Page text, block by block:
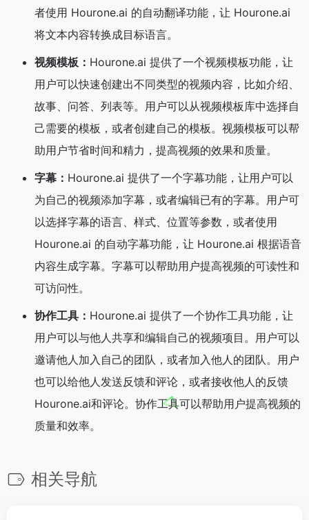
者使用 Hourone.ai 的自动翻译功能，让 Hourone.ai
将文本内容转换成目标语言。
视频模板： Hourone.ai 提供了一个视频模板功能，让
用户可以快速创建出不同类型的视频内容，比如介绍、
故事、问答、列表等。用户可以从视频模板库中选择自
己需要的模板，或者创建自己的模板。视频模板可以帮
助用户节省时间和精力，提高视频的效果和质量。
字幕： Hourone.ai 提供了一个字幕功能，让用户可以
为自己的视频添加字幕，或者编辑已有的字幕。用户可
以选择字幕的语言、样式、位置等参数，或者使用
Hourone.ai 的自动字幕功能，让 Hourone.ai 根据语音
内容生成字幕。字幕可以帮助用户提高视频的可读性和
可访问性。
协作工具： Hourone.ai 提供了一个协作工具功能，让
用户可以与他人共享和编辑自己的视频项目。用户可以
邀请他人加入自己的团队，或者加入他人的团队。用户
也可以给他人发送反馈和评论，或者接收他人的反馈
Hourone.ai和评论。协作工具可以帮助用户提高视频的
质量和效率。
相关导航